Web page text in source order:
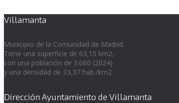
Villamanta
Municipio de la Comunidad de Madrid.
Tiene una superficie de 63,15 km2,
con una población de 3.060 (2024)
y una densidad de 33,37 hab./km2.
Dirección Ayuntamiento de Villamanta